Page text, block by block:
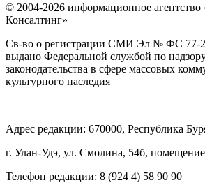
© 2004-2026 информационное агентство
Консалтинг»
Св-во о регистрации СМИ Эл № ФС 77-
выдано Федеральной службой по
законодательства в сфере массовых
культурного наследия
Адрес редакции: 670000, Республика
г. Улан-Удэ, ул. Смолина, 54б,
Телефон редакции: ‎‎8 (924 4) 58 90 90